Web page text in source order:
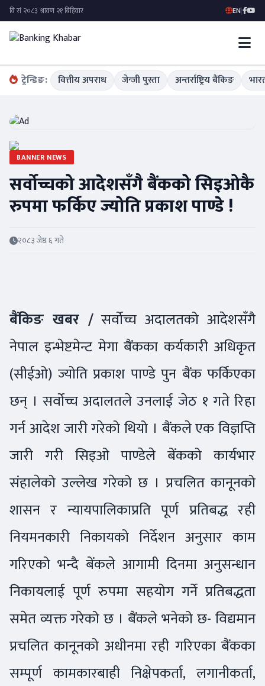
EN|
ट्रेन्डिङ: वित्तीय अपराध जेन्जी पुस्ता अन्तर्राष्ट्रिय बैंकिङ
BANNER NEWS
सर्वोच्चको आदेशसँगै बैंकको सिइओकै
रुपमा फर्किए ज्योति प्रकाश पाण्डे !
२०८३ जेष्ठ ६ गते
बैंकिङ खबर /सर्वोच्च अदालतको आदेशसँगै
नेपाल इन्भेष्टमेन्ट मेगा बैंकका कर्यकारी अधिकृत
(सीईओ) ज्योति प्रकाश पाण्डे पुन बैंक फर्किएका
छन् । सर्वोच्च अदालतले उनलाई जेठ १ गते रिहा
गर्न आदेश जारी गरेको थियो । बैंकले एक विज्ञप्ति
जारी गरी सिइओ पाण्डेले बेंकको कार्यभार
संहालेको उल्लेख गरेको छ । प्रचलित कानूनको
शासन र न्यायपालिकाप्रति पूर्ण प्रतिबद्ध रही
नियमनकारी निकायको निर्देशन अनुसार काम
गरिएको भन्दै बेंकले आगामी दिनमा अनुसन्धान
निकायलाई पूर्ण रुपमा सहयोग गर्ने प्रतिबद्धता
समेत व्यक्त गरेको छ । बैंकले भनेको छ- विद्यमान
प्रचलित कानूनको अधीनमा रही गरिएका बैंकका
सम्पूर्ण कामकारबाही निक्षेपकर्ता, लगानीकर्ता,